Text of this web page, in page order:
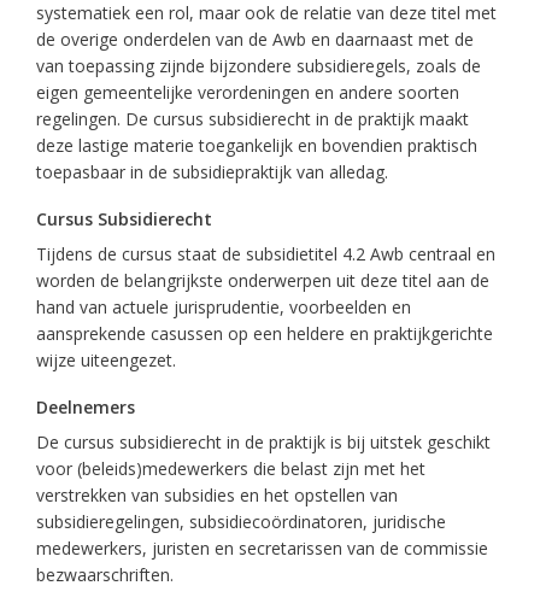
systematiek een rol, maar ook de relatie van deze titel met
de overige onderdelen van de Awb en daarnaast met de
van toepassing zijnde bijzondere subsidieregels, zoals de
eigen gemeentelijke verordeningen en andere soorten
regelingen. De cursus subsidierecht in de praktijk maakt
deze lastige materie toegankelijk en bovendien praktisch
toepasbaar in de subsidiepraktijk van alledag.
Cursus Subsidierecht
Tijdens de cursus staat de subsidietitel 4.2 Awb centraal en
worden de belangrijkste onderwerpen uit deze titel aan de
hand van actuele jurisprudentie, voorbeelden en
aansprekende casussen op een heldere en praktijkgerichte
wijze uiteengezet.
Deelnemers
De cursus subsidierecht in de praktijk is bij uitstek geschikt
voor (beleids)medewerkers die belast zijn met het
verstrekken van subsidies en het opstellen van
subsidieregelingen, subsidiecoördinatoren, juridische
medewerkers, juristen en secretarissen van de commissie
bezwaarschriften.